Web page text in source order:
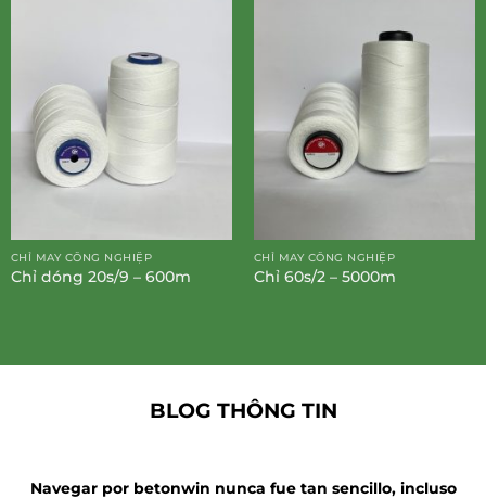
CHỈ MAY CÔNG NGHIỆP
Chỉ dóng 20s/9 – 600m
CHỈ MAY CÔNG NGHIỆP
Chỉ 60s/2 – 5000m
BLOG THÔNG TIN
Navegar por betonwin nunca fue tan sencillo, incluso